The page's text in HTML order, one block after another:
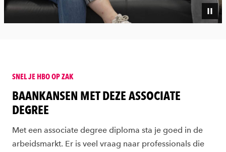
SNEL JE HBO OP ZAK
:
BAANKANSEN MET DEZE ASSOCIATE
DEGREE
:
Met een associate degree diploma sta je goed in de
arbeidsmarkt. Er is veel vraag naar professionals die